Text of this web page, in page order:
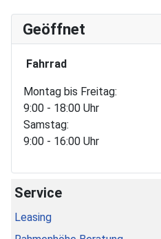
Geöffnet
Fahrrad
Montag bis Freitag:
9:00 - 18:00 Uhr
Samstag:
9:00 - 16:00 Uhr
Service
Leasing